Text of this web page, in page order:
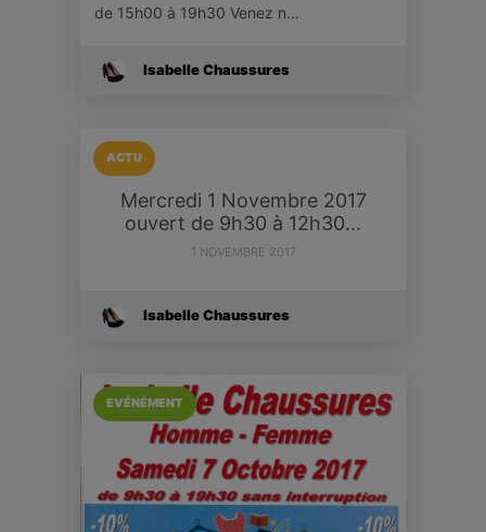
de 15h00 à 19h30 Venez n…
Isabelle Chaussures
ACTU
Mercredi 1 Novembre 2017
ouvert de 9h30 à 12h30...
1 NOVEMBRE 2017
Isabelle Chaussures
EVÉNÉMENT